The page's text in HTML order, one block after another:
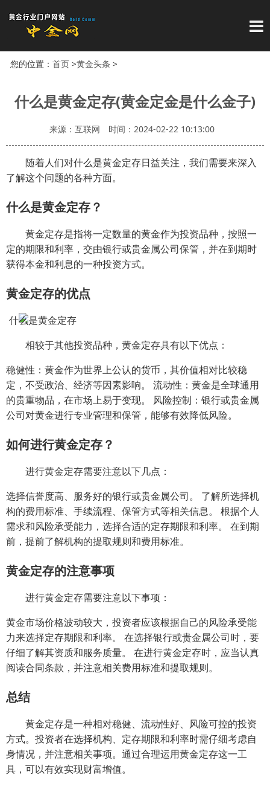
导
您的位置： 首页>黄金头条 >
什么是黄金定存(黄金定金是什么金子)
来源：互联网 时间：2024-02-22 10:13:00
随着人们对什么是黄金定存日益关注，我们需要来深入
了解这个问题的各种方面。
什么是黄金定存？
黄金定存是指将一定数量的黄金作为投资品种，按照一
定的期限和利率，交由银行或贵金属公司保管，并在到期时
获得本金和利息的一种投资方式。
黄金定存的优点
相较于其他投资品种，黄金定存具有以下优点：
稳健性：黄金作为世界上公认的货币，其价值相对比较稳
定，不受政治、经济等因素影响。 流动性：黄金是全球通用
的贵重物品，在市场上易于变现。 风险控制：银行或贵金属
公司对黄金进行专业管理和保管，能够有效降低风险。
如何进行黄金定存？
进行黄金定存需要注意以下几点：
选择信誉度高、服务好的银行或贵金属公司。 了解所选择机
构的费用标准、手续流程、保管方式等相关信息。 根据个人
需求和风险承受能力，选择合适的定存期限和利率。 在到期
前，提前了解机构的提取规则和费用标准。
黄金定存的注意事项
进行黄金定存需要注意以下事项：
黄金市场价格波动较大，投资者应该根据自己的风险承受能
力来选择定存期限和利率。 在选择银行或贵金属公司时，要
仔细了解其资质和服务质量。 在进行黄金定存时，应当认真
阅读合同条款，并注意相关费用标准和提取规则。
总结
黄金定存是一种相对稳健、流动性好、风险可控的投资
方式。投资者在选择机构、定存期限和利率时需仔细考虑自
身情况，并注意相关事项。通过合理运用黄金定存这一工
具，可以有效实现财富增值。